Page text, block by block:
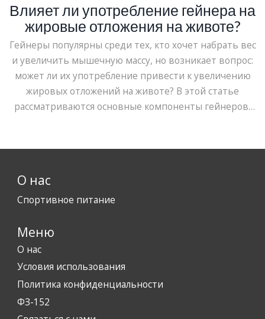
Влияет ли употребление гейнера на
жировые отложения на животе?
Гейнеры популярны среди тех, кто хочет набрать вес
и увеличить мышечную массу, но возникает вопрос:
может ли их употребление привести к увеличению
жировых отложений на животе? В этой статье
рассматриваются основные компоненты гейнеров,
снижения нежелательных эффектов. Исследования
может привести к желаемым результатам без
ущерба для фигуры. Мы также обсудим, как выбрать
планировании тренировок и питания.
О нас
Спортивное питание
Меню
О нас
Условия использования
Политика конфиденциальности
ФЗ-152